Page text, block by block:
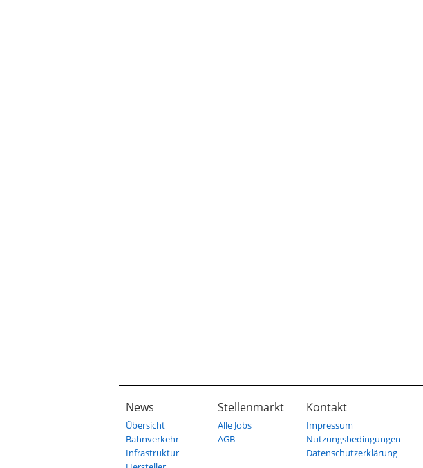
News
Übersicht
Bahnverkehr
Infrastruktur
Stellenmarkt
Alle Jobs
AGB
Kontakt
Impressum
Nutzungsbedingungen
Datenschutzerklärung